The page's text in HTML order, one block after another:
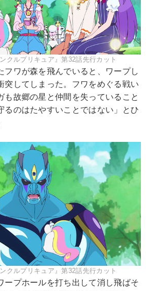
クルプリキュア』第32話先行カット
フワが森を飛んでいると、ワープし
突してしまった。フワをめぐる戦い
も故郷の星と仲間を失っていること
るのはたやすいことではない」とひ
クルプリキュア』第32話先行カット
ープホールを打ち出して消し飛ばそ